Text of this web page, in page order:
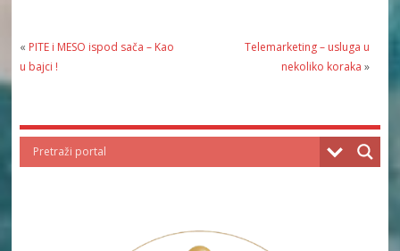
« PITE i MESO ispod sača – Kao
u bajci !
Telemarketing – usluga u
nekoliko koraka »